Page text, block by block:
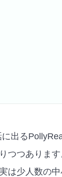
出る
つありま
は少人数の中